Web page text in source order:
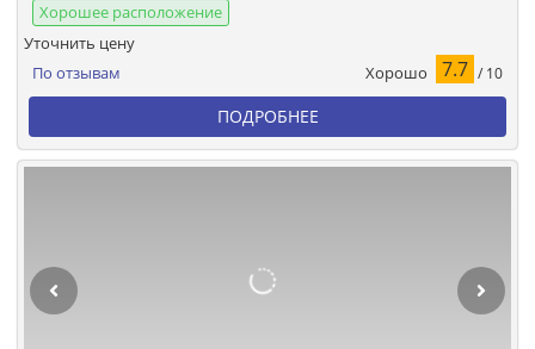
Хорошее расположение
По отзывам Хорошо 7.7 / 10
Уточнить цену
ПОДРОБНЕЕ